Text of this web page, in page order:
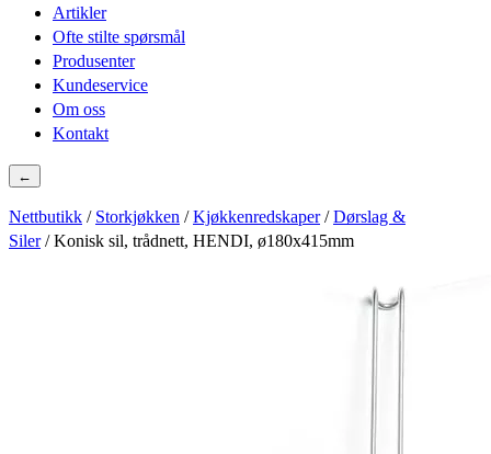
Artikler
Ofte stilte spørsmål
Produsenter
Kundeservice
Om oss
Kontakt
←
Nettbutikk / Storkjøkken /Kjøkkenredskaper/Dørslag &
Siler/ Konisk sil, trådnett, HENDI, ø180x415mm